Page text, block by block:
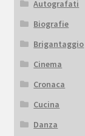
Autografati
Biografie
Brigantaggio
Cinema
Cronaca
Cucina
Danza